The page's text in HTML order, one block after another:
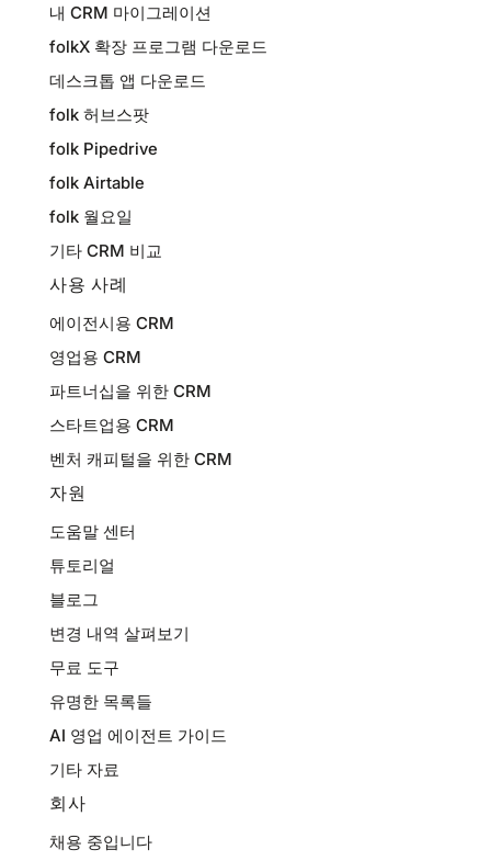
내 CRM 마이그레이션
folkX 확장 프로그램 다운로드
데스크톱 앱 다운로드
folk 허브스팟
folk Pipedrive
folk Airtable
folk 월요일
기타 CRM 비교
사용 사례
에이전시용 CRM
영업용 CRM
파트너십을 위한 CRM
스타트업용 CRM
벤처 캐피털을 위한 CRM
자원
도움말 센터
튜토리얼
블로그
변경 내역 살펴보기
무료 도구
유명한 목록들
AI 영업 에이전트 가이드
기타 자료
회사
채용 중입니다